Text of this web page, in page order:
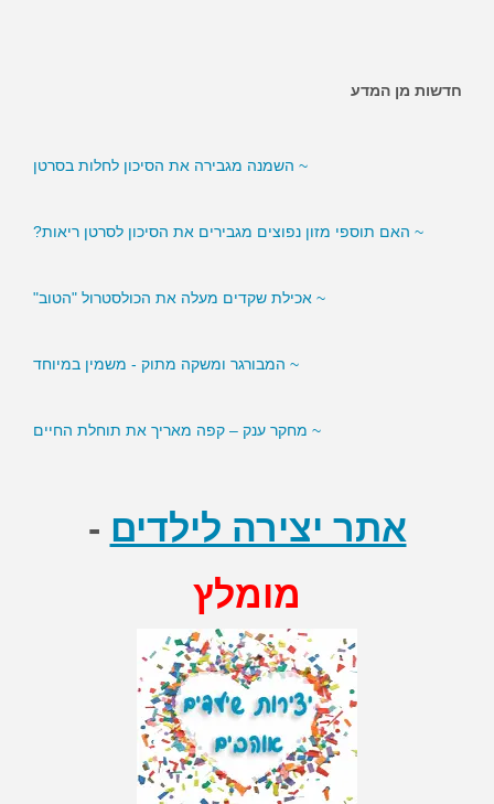
חדשות מן המדע
~ האם ממתיקים מלאכותיים מגבירים את הסיכון לסוכרת?
~ השמנה מגבירה את הסיכון לחלות בסרטן
~ האם תוספי מזון נפוצים מגבירים את הסיכון לסרטן ריאות?
~ אכילת שקדים מעלה את הכולסטרול "הטוב"
~ מחקר ענק – קפה מאריך את תוחלת החיים
אתר יצירה לילדים -
מומלץ